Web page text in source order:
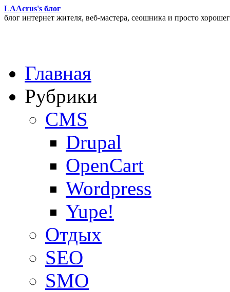
LAAcrus's блог
блог интернет жителя, веб-мастера, сеошника и просто
Главная
Рубрики
CMS
Drupal
OpenCart
Wordpress
Yupe!
Oтдых
SEO
SMO